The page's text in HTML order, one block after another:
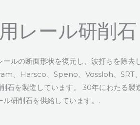
レール研削石
ールの断面形状を復元し、波打ちを除
、Harsco、Speno、Vossloh、SRT
石を製造しています。 30年にわたる
研削石を供給しています。.